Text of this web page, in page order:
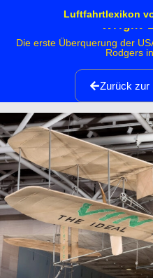
Luftfahrtlexikon
Wright
Die erste Überquerung der
Rodgers
Zurück zur